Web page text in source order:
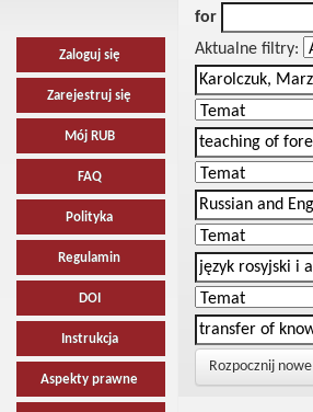
Zaloguj się
Zarejestruj się
Mój RUB
FAQ
Polityka
Regulamin
DOI
Instrukcja
Aspekty prawne
for
Aktualne filtry:
Rozpocznij